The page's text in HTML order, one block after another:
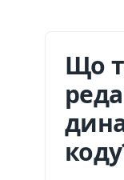
Що